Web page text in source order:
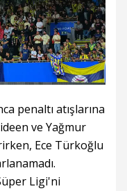
penaltı atışlarına
ve Yağmur
Ece Türkoğlu
Ligi'ni